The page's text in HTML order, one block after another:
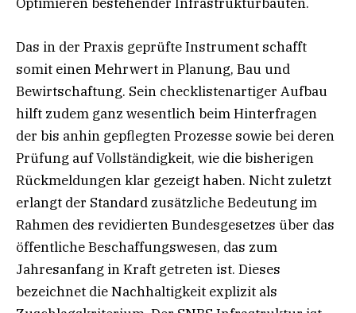
Das in der Praxis geprüfte Instrument schafft
somit einen Mehrwert in Planung, Bau und
Bewirtschaftung. Sein checklistenartiger Aufbau
hilft zudem ganz wesentlich beim Hinterfragen
der bis anhin gepflegten Prozesse sowie bei deren
Prüfung auf Vollständigkeit, wie die bisherigen
Rückmeldungen klar gezeigt haben. Nicht zuletzt
erlangt der Standard zusätzliche Bedeutung im
Rahmen des revidierten Bundesgesetzes über das
öffentliche Beschaffungswesen, das zum
Jahresanfang in Kraft getreten ist. Dieses
bezeichnet die Nachhaltigkeit explizit als